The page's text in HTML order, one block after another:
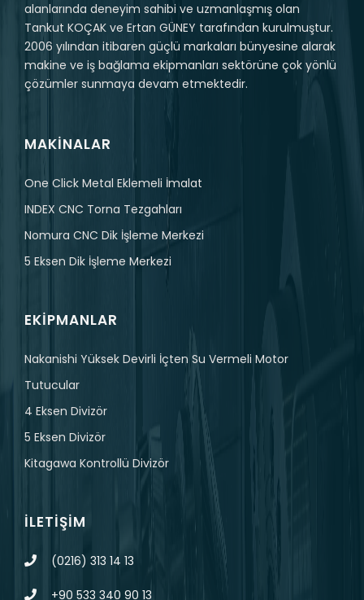
alanlarında deneyim sahibi ve uzmanlaşmış olan
Tankut KOÇAK ve Ertan GÜNEY tarafından kurulmuştur.
2006 yılından itibaren güçlü markaları bünyesine alarak
makine ve iş bağlama ekipmanları sektörüne çok yönlü
çözümler sunmaya devam etmektedir.
MAKINALAR
One Click Metal Eklemeli İmalat
INDEX CNC Torna Tezgahları
Nomura CNC Dik İşleme Merkezi
5 Eksen Dik İşleme Merkezi
EKIPMANLAR
Nakanishi Yüksek Devirli İçten Su Vermeli Motor
Tutucular
4 Eksen Divizör
5 Eksen Divizör
Kitagawa Kontrollü Divizör
İLETIŞIM
(0216) 313 14 13
+90 533 340 90 13